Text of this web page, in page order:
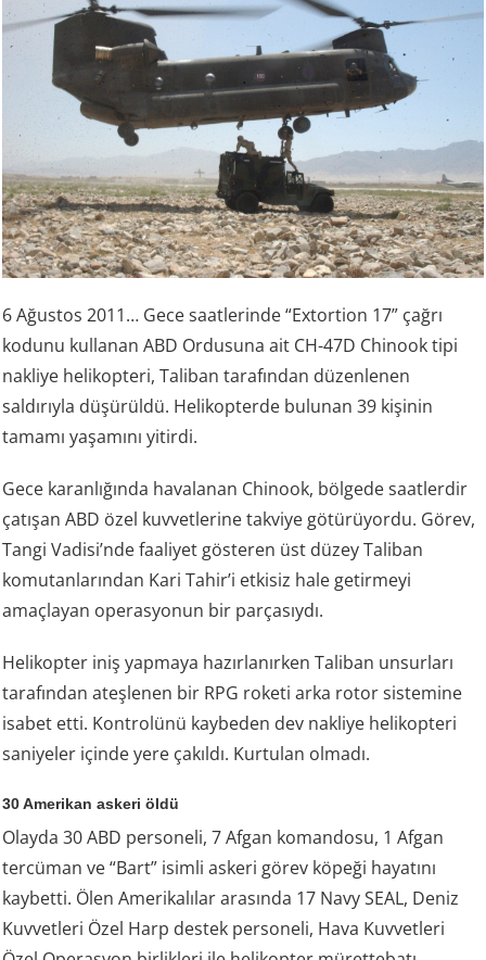
6 Ağustos 2011… Gece saatlerinde “Extortion 17” çağrı
kodunu kullanan ABD Ordusuna ait CH-47D Chinook tipi
nakliye helikopteri, Taliban tarafından düzenlenen
saldırıyla düşürüldü. Helikopterde bulunan 39 kişinin
tamamı yaşamını yitirdi.
Gece karanlığında havalanan Chinook, bölgede saatlerdir
çatışan ABD özel kuvvetlerine takviye götürüyordu. Görev,
Tangi Vadisi’nde faaliyet gösteren üst düzey Taliban
komutanlarından Kari Tahir’i etkisiz hale getirmeyi
amaçlayan operasyonun bir parçasıydı.
Helikopter iniş yapmaya hazırlanırken Taliban unsurları
tarafından ateşlenen bir RPG roketi arka rotor sistemine
isabet etti. Kontrolünü kaybeden dev nakliye helikopteri
saniyeler içinde yere çakıldı. Kurtulan olmadı.
30 Amerikan askeri öldü
Olayda 30 ABD personeli, 7 Afgan komandosu, 1 Afgan
tercüman ve “Bart” isimli askeri görev köpeği hayatını
kaybetti. Ölen Amerikalılar arasında 17 Navy SEAL, Deniz
Kuvvetleri Özel Harp destek personeli, Hava Kuvvetleri